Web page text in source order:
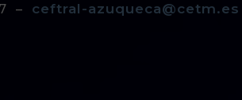
– ceftral-azuqueca@cetm.es